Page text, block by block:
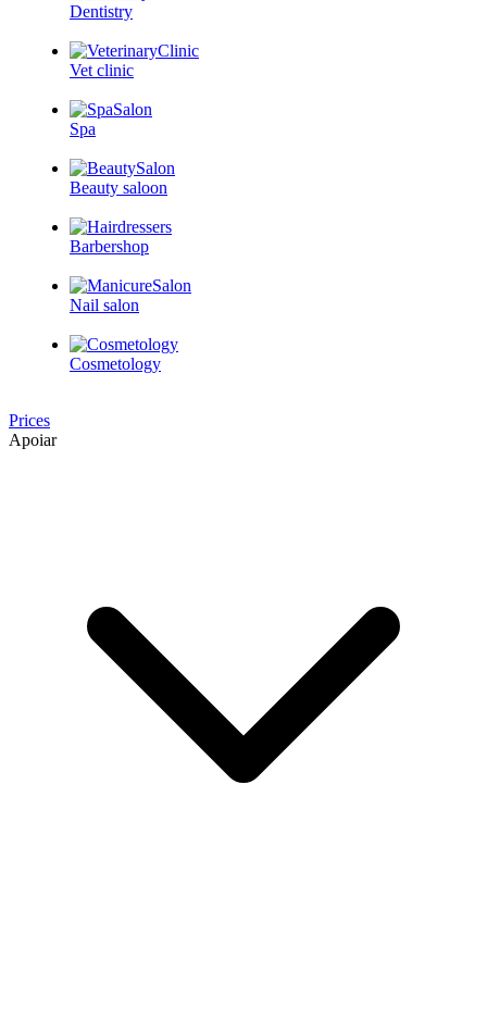
Dentistry
Vet clinic
Spa
Beauty saloon
Barbershop
Nail salon
Cosmetology
Prices
Apoiar